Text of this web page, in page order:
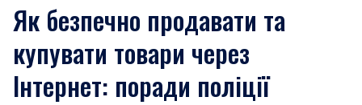
Як безпечно продавати та
купувати товари через
Інтернет: поради поліції